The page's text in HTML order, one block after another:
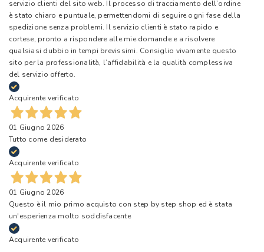
servizio clienti del sito web. Il processo di tracciamento dell’ordine
è stato chiaro e puntuale, permettendomi di seguire ogni fase della
spedizione senza problemi. Il servizio clienti è stato rapido e
cortese, pronto a rispondere alle mie domande e a risolvere
qualsiasi dubbio in tempi brevissimi. Consiglio vivamente questo
sito per la professionalità, l’affidabilità e la qualità complessiva
del servizio offerto.
Acquirente verificato
01 Giugno 2026
Tutto come desiderato
Acquirente verificato
01 Giugno 2026
Questo è il mio primo acquisto con step by step shop ed è stata
un'esperienza molto soddisfacente
Acquirente verificato